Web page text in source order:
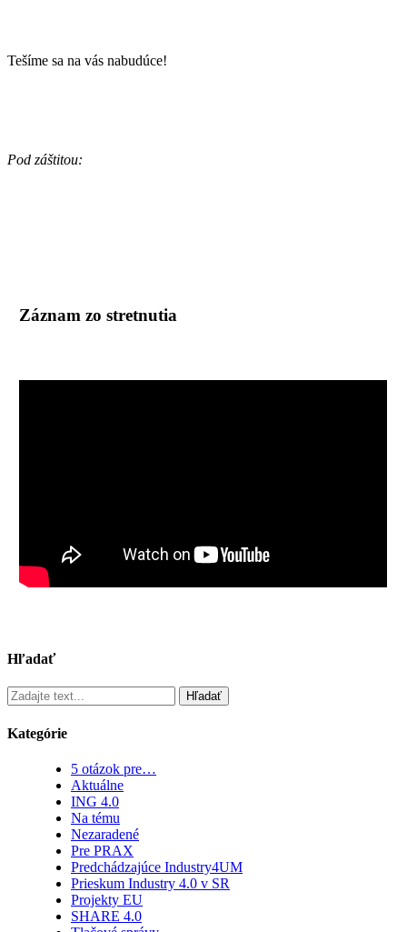
Tešíme sa na vás nabudúce!
Pod záštitou:
Záznam zo stretnutia
Hľadať
Hľadať
Kategórie
5 otázok pre…
Aktuálne
ING 4.0
Na tému
Nezaradené
Pre PRAX
Predchádzajúce Industry4UM
Prieskum Industry 4.0 v SR
Projekty EU
SHARE 4.0